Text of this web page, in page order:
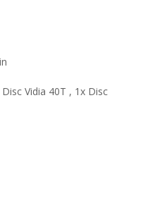
Vidia 40T , 1x Disc